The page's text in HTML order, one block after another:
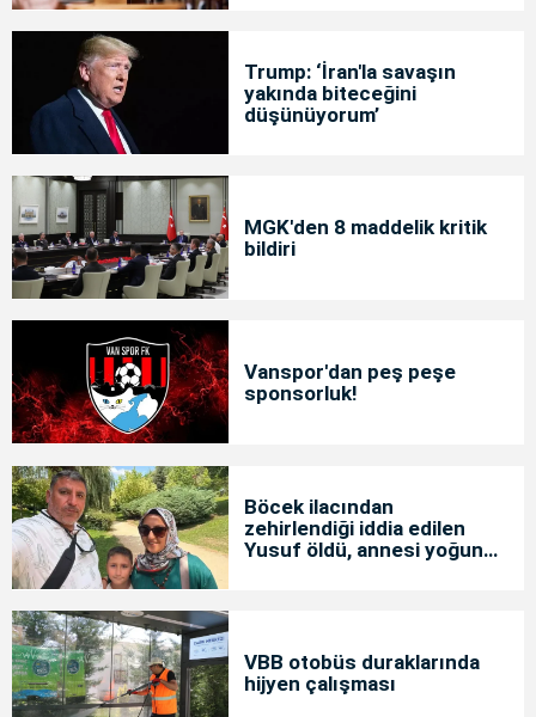
Trump: ‘İran'la savaşın
yakında biteceğini
düşünüyorum’
MGK'den 8 maddelik kritik
bildiri
Vanspor'dan peş peşe
sponsorluk!
Böcek ilacından
zehirlendiği iddia edilen
Yusuf öldü, annesi yoğun
VBB otobüs duraklarında
hijyen çalışması